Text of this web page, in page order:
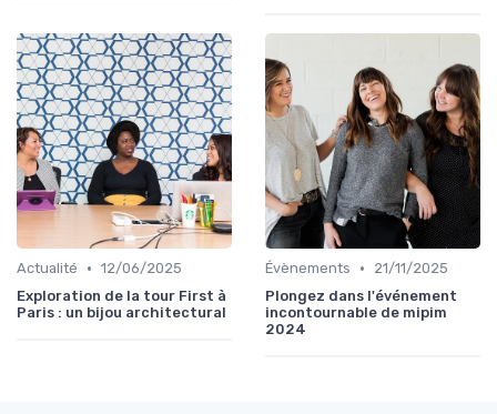
Actualité • 12/06/2025
Exploration de la tour First à
Paris : un bijou architectural
Évènements •
21/11/2025
Plongez dans l'événement
incontournable de mipim
2024